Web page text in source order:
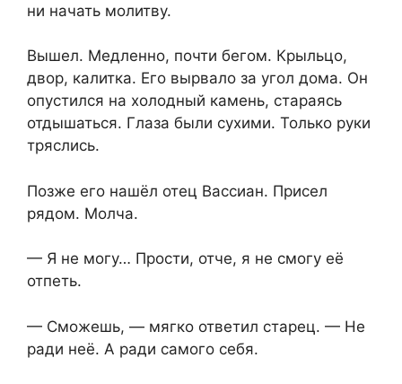
ни начать молитву.
Вышел. Медленно, почти бегом. Крыльцо,
двор, калитка. Его вырвало за угол дома. Он
опустился на холодный камень, стараясь
отдышаться. Глаза были сухими. Только руки
тряслись.
Позже его нашёл отец Вассиан. Присел
рядом. Молча.
— Я не могу… Прости, отче, я не смогу её
отпеть.
— Сможешь, — мягко ответил старец. — Не
ради неё. А ради самого себя.